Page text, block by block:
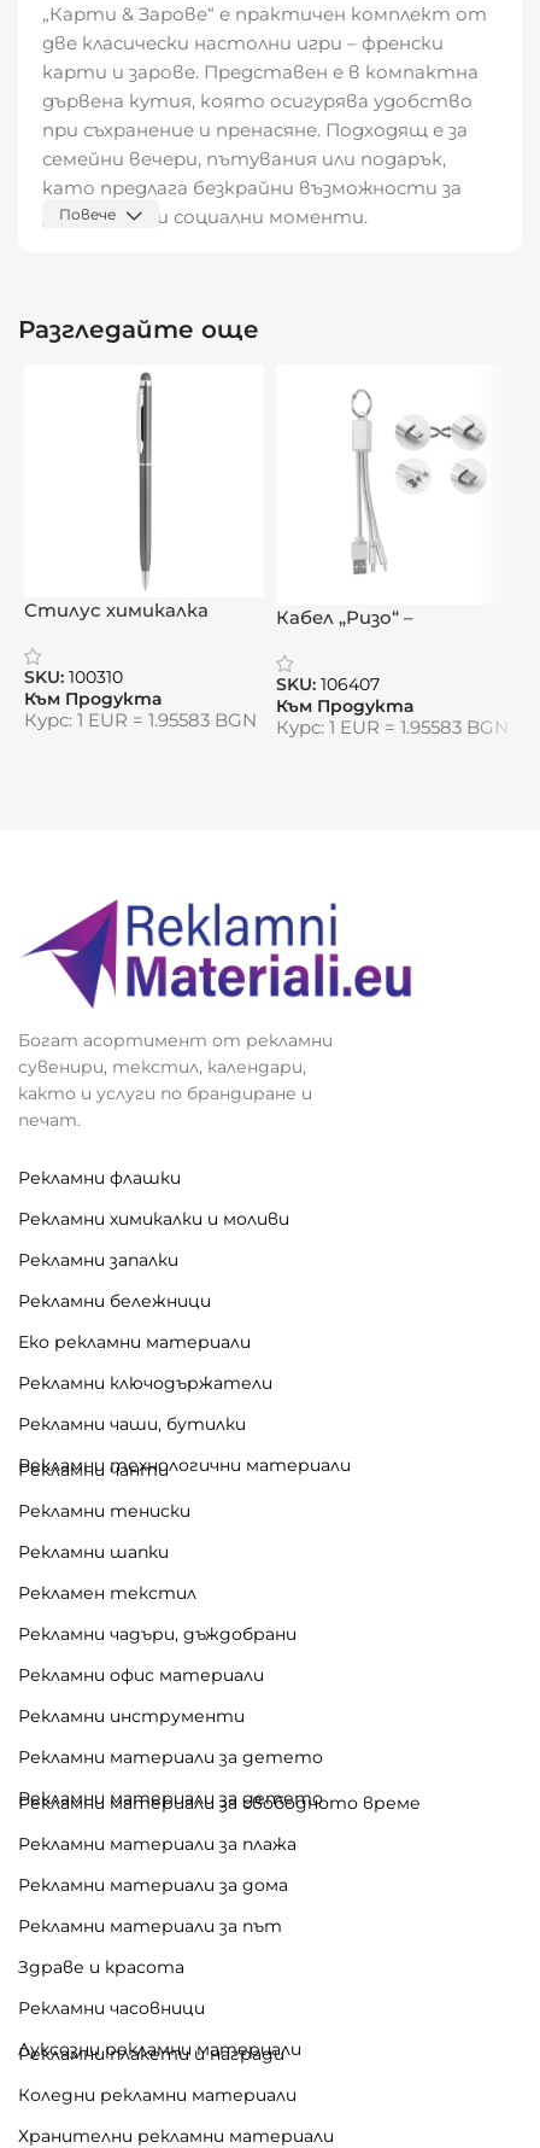
„Карти & Зарове“ е практичен комплект от
две класически настолни игри – френски
карти и зарове. Представен е в компактна
дървена кутия, която осигурява удобство
при съхранение и пренасяне. Подходящ е за
семейни вечери, пътувания или подарък,
като предлага безкрайни възможности за
забавление и социални моменти.
Комплект от 2 игри: френски карти и
Материал: дърво (кутия)
Компактен и удобен за пътуване
Подходящ за деца и възрастни
10,0 х 2,5 х 9,1 см
Видяна от:
Повече
Разгледайте още
Стилус химикалка
SKU: 100310
Към Продукта
Курс: 1 EUR = 1.95583 BGN
Кабел „Ризо“ –
ти с елегантен стил
SKU: 106407
Към Продукта
Курс: 1 EUR = 1.95583 BGN
Богат асортимент от рекламни
сувенири, текстил, календари,
както и услуги по брандиране и
печат.
Рекламни флашки
Рекламни химикалки и моливи
Рекламни запалки
Рекламни бележници
Еко рекламни материали
Рекламни ключодържатели
Рекламни чаши, бутилки
Рекламни технологични материали
Рекламни чанти
Рекламни тениски
Рекламни шапки
Рекламен текстил
Рекламни чадъри, дъждобрани
Рекламни офис материали
Рекламни инструменти
Рекламни материали за детето
Рекламни материали за детето
Рекламни материали за свободното време
Рекламни материали за плажа
Рекламни материали за дома
Рекламни материали за път
Здраве и красота
Рекламни часовници
Луксозни рекламни материали
Рекламни плакети и награди
Коледни рекламни материали
Хранителни рекламни материали